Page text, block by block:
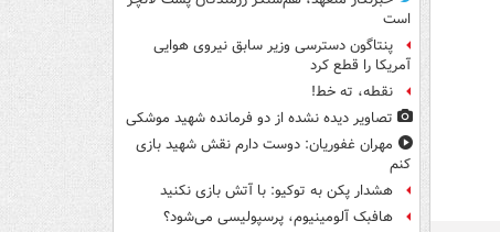
است
پنتاگون دسترسی وزیر سابق نیروی هوایی
آمریکا را قطع کرد
نقطه، ته خط!
تصاویر دیده‌ نشده از دو فرمانده شهید موشکی
مهران غفوریان: دوست دارم نقش شهید بازی
کنم
هشدار پکن به توکیو: با آتش بازی نکنید
هافبک آلومینیوم، پرسپولیسی می‌شود؟